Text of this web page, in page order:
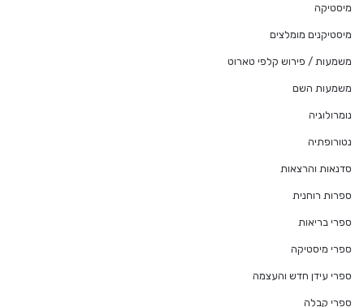
מיסטיקה
מיסטיקנים מומלצים
משמעות / פירוש קלפי טארוט
משמעות השם
נומרולוגיה
נטורופתיה
סדנאות והרצאות
ספרות רוחנית
ספרי בריאות
ספרי מיסטיקה
ספרי עידן חדש והעצמה
ספרי קבלה